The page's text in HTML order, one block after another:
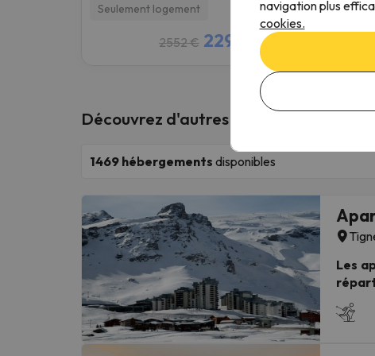
Seulement logement
2552 € 2296 € /pers.
Découvrez d'autres hôtels en Tignes
1469 hébergements disponibles
Les
est
la
La
navigation plus
cookies.